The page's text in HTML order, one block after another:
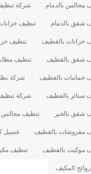
مجالس بالدمام شركة
شقق بالدمام تنظيف
خزانات بالقطيف تنظيف
شقق بالقطيف تنظيف
حمامات بالقطيف شركة
ستائر بالقطيف شركة
شقق بالخبر تنظيف مجالس
مفروشات بالقطيف غسيل
موكيت بالقطيف تنظيف
روائح المكيف